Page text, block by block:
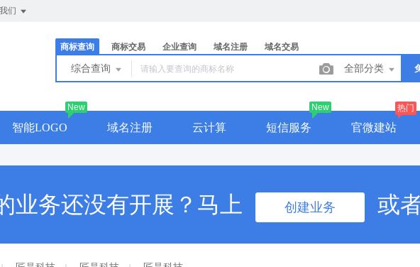
们
商标查询 商标交易 企业查询 域名注册 域名交易
综合查询 全部分类
智能LOGO
New
域名注册 云计算 短信服务
New
官微建站
热门
业务还没有开展？马上 创建业务 或